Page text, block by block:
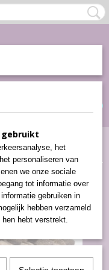
(0)
Brokjes Lam en Rijst +
gebruikt
het
personaliseren van
we onze sociale
tot informatie over
gebruiken in
hebben verzameld
hebt verstrekt.